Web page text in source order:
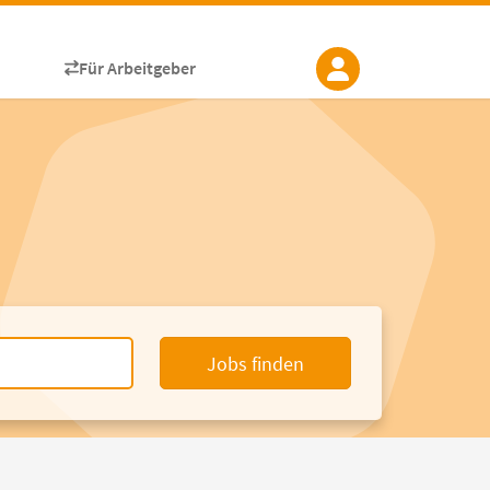
Für Arbeitgeber
Jobs finden